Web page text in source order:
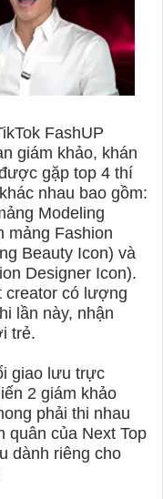
FashUP
giám khảo, khán
gặp top 4 thí
nhau bao gồm:
Modeling
mảng Fashion
Beauty Icon) và
Designer Icon).
creator có lượng
lần này, nhận
trẻ.
giao lưu trực
2 giám khảo
phải thi nhau
quân của Next Top
dành riêng cho